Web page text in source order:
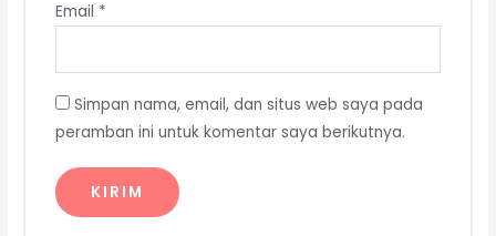
Email *
Simpan nama, email, dan situs web saya pada
peramban ini untuk komentar saya berikutnya.